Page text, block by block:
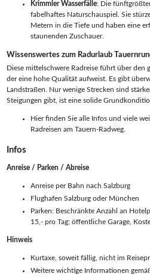
Krimmler Wasserfälle: Die
fabelhaftes Naturschauspiel. Sie
Metern in die Tiefe und haben eine
staunenden Zuschauer.
Wissenswertes zum Radurlaub
Diese mittelschwere Radreise führt über den
der eine hohe Qualität aufweist. Es gibt
Landstraßen. Nur wenige Strecken sind
Steigungen gibt, ist eine solide
Hier finden Sie alle Infos und viele
Radreisen am Tauern-Radweg.
Infos
Anreise / Parken / Abreise
Anreise per Bahn nach Salzburg
Flughafen Salzburg oder München
Parken: Beschränkte Anzahl an
15,- pro Tag; öffentliche Garage,
Hinweis
Kurtaxe, soweit fällig, nicht im
Weitere wichtige Informationen